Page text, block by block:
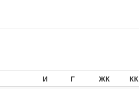
И Г ЖК
КК